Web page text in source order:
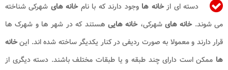
دسته ای ازخانه ها وجود دارند که با نامخانه های شهرکی شناخته
می شوند.خانه های شهرکی،خانه هایی هستند که در شهر ها و شهرک ها
قرار دارند و معمولا به صورت ردیفی در کنار یکدیگر ساخته شده اند. اینخانه
ها ممکن است دارای چند طبقه و یا طبقات مختلف باشند. دسته دیگری از